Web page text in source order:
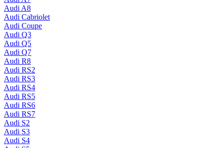
Audi A8
Audi Cabriolet
Audi Coupe
Audi Q3
Audi Q5
Audi Q7
Audi R8
Audi RS2
Audi RS3
Audi RS4
Audi RS5
Audi RS6
Audi RS7
Audi S2
Audi S3
Audi S4